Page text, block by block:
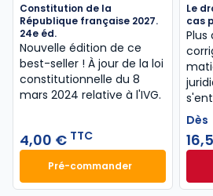
Constitution de la
République française 2027.
24e éd.
Nouvelle édition de ce
best-seller ! À jour de la loi
constitutionnelle du 8
mars 2024 relative à l'IVG.
4,00 € TTC
Pré-commanderConstitution de la
Le
cas
Plus
Dès